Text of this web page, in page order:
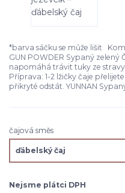
*barva sáčku se může lišit
GUN POWDER Sypaný
napomáhá trávit tuky ze
Příprava: 1-2 lžičky čaje
přikryté odstát. YUNNAN
čajová směs
Nejsme plátci DPH